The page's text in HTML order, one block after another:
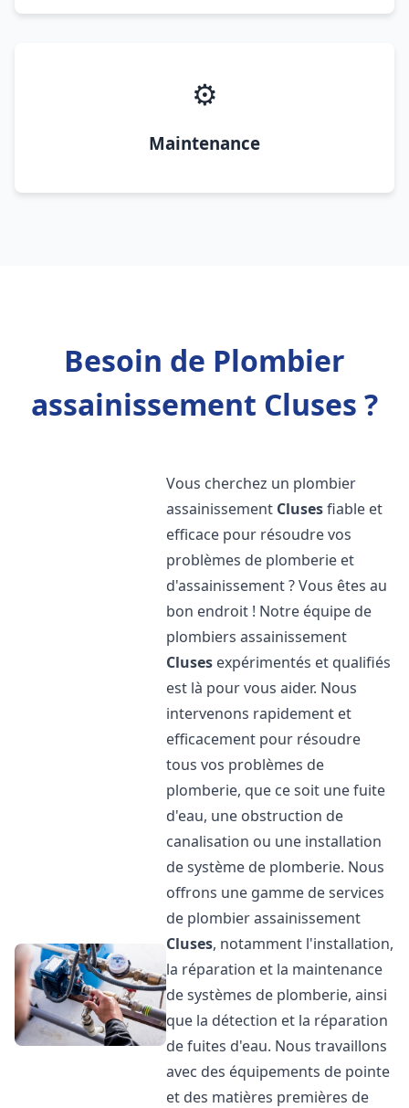
⚙️
Maintenance
Besoin de Plombier
assainissement Cluses ?
Vous cherchez un plombier
assainissement Clusesfiable et
efficace pour résoudre vos
problèmes de plomberie et
d'assainissement ? Vous êtes au
bon endroit ! Notre équipe de
plombiers assainissement
Cluses expérimentés et qualifiés
est là pour vous aider. Nous
intervenons rapidement et
efficacement pour résoudre
tous vos problèmes de
plomberie, que ce soit une fuite
d'eau, une obstruction de
canalisation ou une installation
de système de plomberie. Nous
offrons une gamme de services
de plombier assainissement
Cluses, notamment l'installation,
la réparation et la maintenance
de systèmes de plomberie, ainsi
que la détection et la réparation
de fuites d'eau. Nous travaillons
avec des équipements de pointe
et des matières premières de